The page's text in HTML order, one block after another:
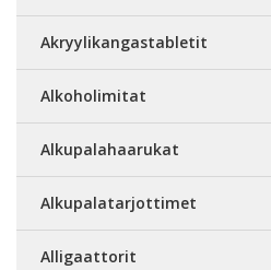
Akryylikangastabletit
Alkoholimitat
Alkupalahaarukat
Alkupalatarjottimet
Alligaattorit